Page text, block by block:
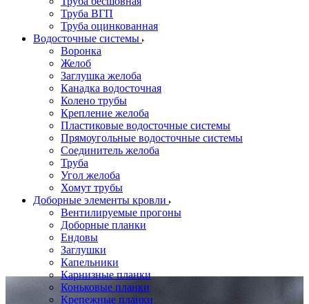
Труба ВГП
Труба оцинкованная
Водосточные системы
Воронка
Желоб
Заглушка желоба
Канадка водосточная
Колено трубы
Крепление желоба
Пластиковые водосточные системы
Прямоугольные водосточные системы
Соединитель желоба
Труба
Угол желоба
Хомут трубы
Доборные элементы кровли
Вентилируемые прогоны
Доборные планки
Ендовы
Заглушки
Капельники
Карнизные планки
Коньковые планки
Крепежные планки